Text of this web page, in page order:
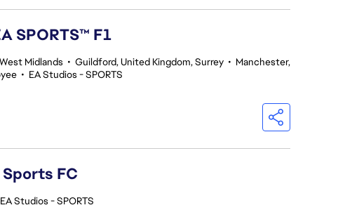
SPORTS™ F1
Midlands • Guildford, United Kingdom, Surrey • Manchester,
• EA Studios - SPORTS
FC
EA Studios - SPORTS